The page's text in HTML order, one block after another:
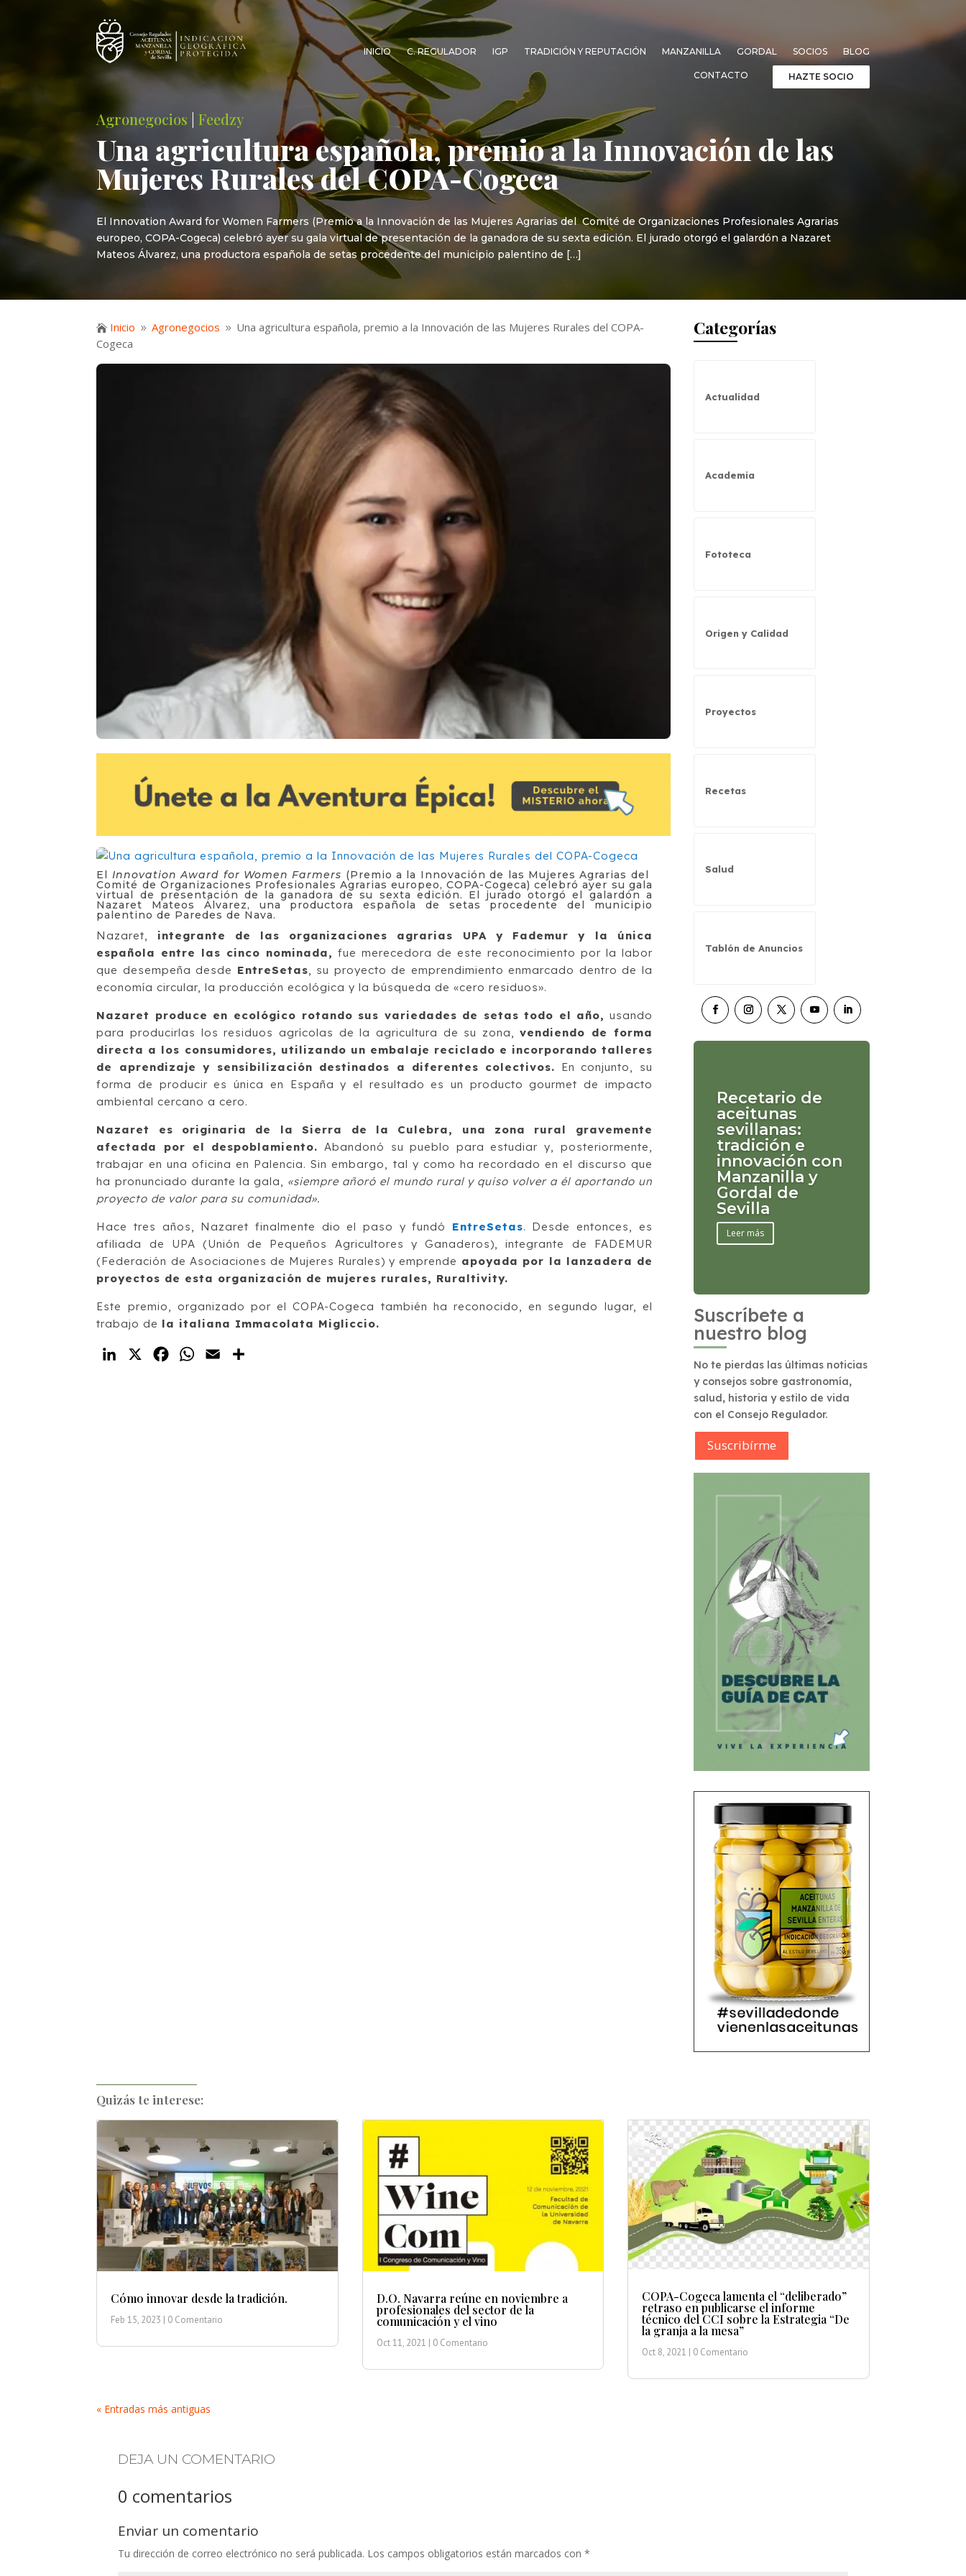
INICIO C. REGULADOR IGP TRADICIÓN Y REPUTACIÓN MANZANILLA GORDAL SOCIOS BLOG
CONTACTO HAZTE SOCIO
Agronegocios |Feedzy
Una agricultura española, premio a la Innovación de las
Mujeres Rurales del COPA-Cogeca
El Innovation Award for Women Farmers (Premio a la Innovación de las Mujeres Agrarias del Comité de Organizaciones Profesionales Agrarias
europeo, COPA-Cogeca) celebró ayer su gala virtual de presentación de la ganadora de su sexta edición. El jurado otorgó el galardón a Nazaret
Mateos Álvarez, una productora española de setas procedente del municipio palentino de […]
 Inicio 9 Agronegocios 9 Una agricultura española, premio a la Innovación de las Mujeres Rurales del COPA-
Cogeca
El Innovation Award for Women Farmers (Premio a la Innovación de las Mujeres Agrarias del
Comité de Organizaciones Profesionales Agrarias europeo, COPA-Cogeca) celebró ayer su gala
virtual de presentación de la ganadora de su sexta edición. El jurado otorgó el galardón a
Nazaret Mateos Álvarez, una productora española de setas procedente del municipio
palentino de Paredes de Nava.
Nazaret, integrante de las organizaciones agrarias UPA y Fademur y la única
española entre las cinco nominada, fue merecedora de este reconocimiento por la labor
que desempeña desde EntreSetas, su proyecto de emprendimiento enmarcado dentro de la
economía circular, la producción ecológica y la búsqueda de «cero residuos».
Nazaret produce en ecológico rotando sus variedades de setas todo el año, usando
para producirlas los residuos agrícolas de la agricultura de su zona,vendiendo de forma
directa a los consumidores, utilizando un embalaje reciclado e incorporando talleres
de aprendizaje y sensibilización destinados a diferentes colectivos. En conjunto, su
forma de producir es única en España y el resultado es un producto gourmet de impacto
ambiental cercano a cero.
Nazaret es originaria de la Sierra de la Culebra, una zona rural gravemente
afectada por el despoblamiento. Abandonó su pueblo para estudiar y, posteriormente,
trabajar en una oficina en Palencia. Sin embargo, tal y como ha recordado en el discurso que
ha pronunciado durante la gala, «siempre añoró el mundo rural y quiso volver a él aportando un
proyecto de valor para su comunidad».
Hace tres años, Nazaret finalmente dio el paso y fundó EntreSetas. Desde entonces, es
afiliada de UPA (Unión de Pequeños Agricultores y Ganaderos), integrante de FADEMUR
(Federación de Asociaciones de Mujeres Rurales) y emprende apoyada por la lanzadera de
proyectos de esta organización de mujeres rurales, Ruraltivity.
Este premio, organizado por el COPA-Cogeca también ha reconocido, en segundo lugar, el
trabajo de la italiana Immacolata Migliccio.
LinkedIn
X FacebookWhatsApp
Email
Categorías
Actualidad
Academia
Fototeca
Origen y Calidad
Proyectos
Recetas
Salud
Tablón de Anuncios
Recetario de
aceitunas
sevillanas:
tradición e
innovación con
Manzanilla y
Gordal de
Sevilla
Leer más
Suscríbete a
nuestro blog
No te pierdas las últimas noticias
y consejos sobre gastronomía,
salud, historia y estilo de vida
con el Consejo Regulador.
Suscribírme
Quizás te interese:
Cómo innovar desde la tradición.
Feb 15, 2023 | 0 Comentario
D.O. Navarra reúne en noviembre a
profesionales del sector de la
comunicación y el vino
Oct 11, 2021 | 0 Comentario
COPA-Cogeca lamenta el “deliberado”
retraso en publicarse el informe
técnico del CCI sobre la Estrategia “De
la granja a la mesa”
Oct 8, 2021 | 0 Comentario
« Entradas más antiguas
DEJA UN COMENTARIO
0 comentarios
Enviar un comentario
Tu dirección de correo electrónico no será publicada. Los campos obligatorios están marcados con*